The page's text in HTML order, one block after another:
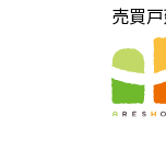
売買